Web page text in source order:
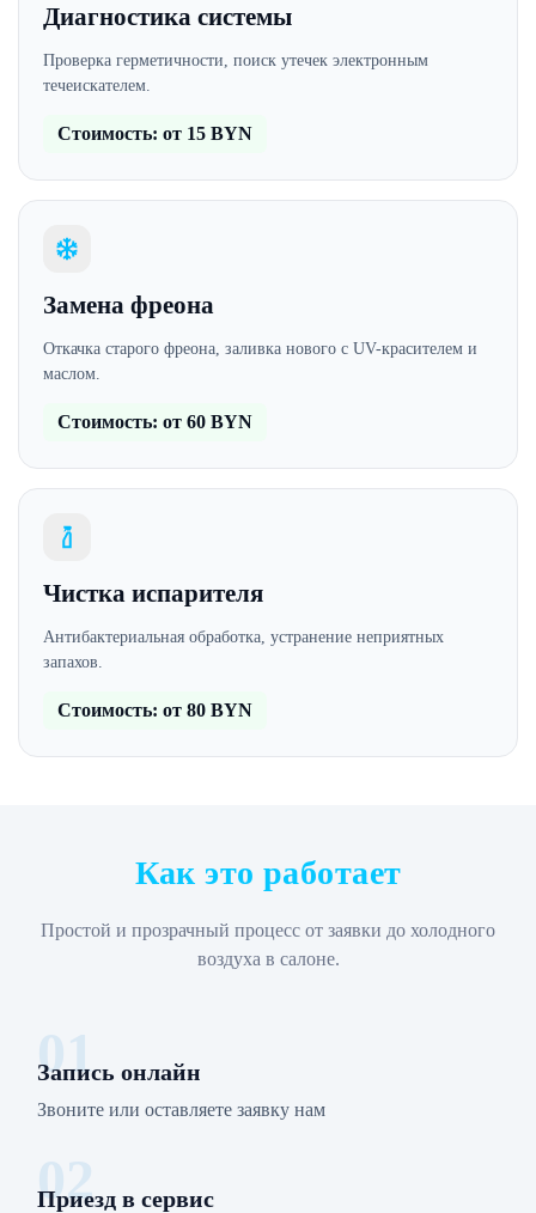
Диагностика системы
Проверка герметичности, поиск утечек электронным
течеискателем.
Стоимость: от 15 BYN
Замена фреона
Откачка старого фреона, заливка нового с UV-красителем и
маслом.
Стоимость: от 60 BYN
Чистка испарителя
Антибактериальная обработка, устранение неприятных
запахов.
Стоимость: от 80 BYN
Как это работает
Простой и прозрачный процесс от заявки до холодного
воздуха в салоне.
01
Запись онлайн
Звоните или оставляете заявку нам
02
Приезд в сервис